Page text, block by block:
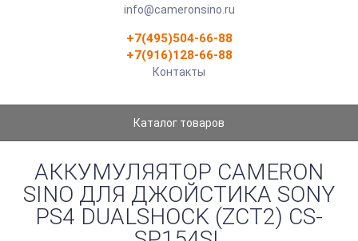
info@cameronsino.ru
+7(495)504-66-88
+7(916)128-66-88
Контакты
Каталог товаров
АККУМУЛЯЯТОР CAMERON
SINO ДЛЯ ДЖОЙСТИКА SONY
PS4 DUALSHOCK (ZCT2) CS-